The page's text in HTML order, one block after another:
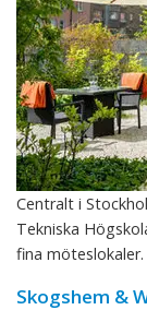
Centralt i
Tekniska
fina möteslokaler.
Skogshem &